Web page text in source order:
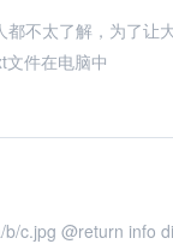
不太了解，为了让
件在电脑中